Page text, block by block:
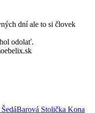
dní ale to si človek
odolať.
Barová Stolička Kona